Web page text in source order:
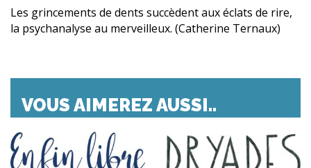
Les grincements de dents succèdent aux éclats de rire,
la psychanalyse au merveilleux. (Catherine Ternaux)
VOUS AIMEREZ AUSSI..